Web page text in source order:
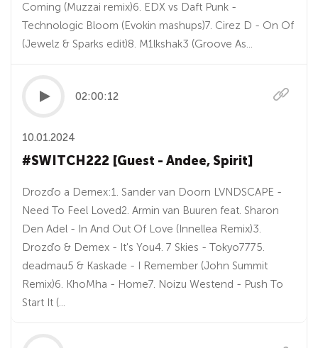
Coming (Muzzai remix)6. EDX vs Daft Punk -
Technologic Bloom (Evokin mashups)7. Cirez D - On Of
(Jewelz & Sparks edit)8. M1lkshak3 (Groove As...
02:00:12
10.01.2024
#SWITCH222 [Guest - Andee, Spirit]
Drozďo a Demex:1. Sander van Doorn LVNDSCAPE -
Need To Feel Loved2. Armin van Buuren feat. Sharon
Den Adel - In And Out Of Love (Innellea Remix)3.
Drozďo & Demex - It's You4. 7 Skies - Tokyo7775.
deadmau5 & Kaskade - I Remember (John Summit
Remix)6. KhoMha - Home7. Noizu Westend - Push To
Start It (...